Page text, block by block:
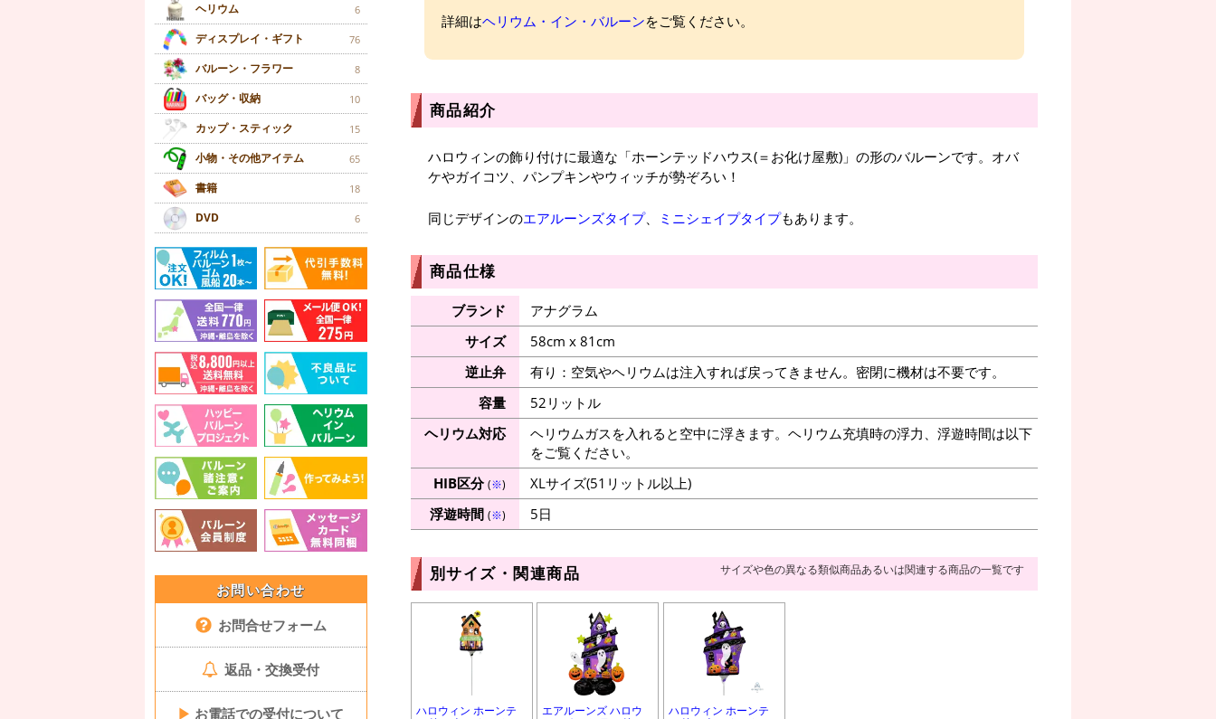
ヘリウム 6
ディスプレイ・ギフト 76
バルーン・フラワー 8
バッグ・収納 10
カップ・スティック 15
小物・その他アイテム 65
書籍 18
DVD 6
お問い合わせ
お問合せフォーム
返品・交換受付
▶ お電話での受付について
詳細はヘリウム・イン・バルーンをご覧ください。
商品紹介
ハロウィンの飾り付けに最適な「ホーンテッドハウス(＝お化け屋敷)」の形のバルーンです。オバ
ケやガイコツ、パンプキンやウィッチが勢ぞろい！
同じデザインのエアルーンズタイプ、 ミニシェイプタイプもあります。
商品仕様
ブランド
アナグラム
サイズ
58cm x 81cm
逆止弁
有り：空気やヘリウムは注入すれば戻ってきません。密閉に機材は不要です。
容量
52リットル
ヘリウム対応
ヘリウムガスを入れると空中に浮きます。ヘリウム充填時の浮力、浮遊時間は以下
をご覧ください。
HIB区分(※)
XLサイズ(51リットル以上)
浮遊時間 (※) 5日
別サイズ・関連商品 サイズや色の異なる類似商品あるいは関連する商品の一覧です
ハロウィン ホーンテ エアルーンズ ハロウ ハロウィン ホーンテ